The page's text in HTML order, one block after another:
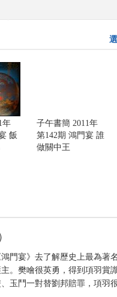
年
飯
子午書簡 2011年
第142期 鴻門宴 誰
做關中王
門宴》去了解歷史上最為著
。樊噲很英勇，得到項羽賞
玉鬥一對替劉邦賠罪，項羽